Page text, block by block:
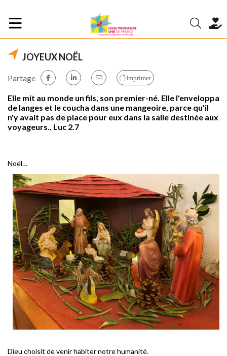
JOYEUX NOËL
Partage Imprimer
Elle mit au monde un fils, son premier-né. Elle l'enveloppa
de langes et le coucha dans une mangeoire, parce qu'il
n'y avait pas de place pour eux dans la salle destinée aux
voyageurs.. Luc 2.7
Noël…
Dieu choisit de venir habiter notre humanité.